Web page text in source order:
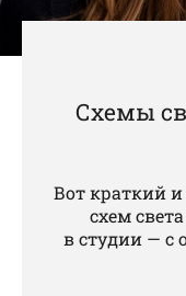
Схемы
Вот краткий
схем
в студии — с